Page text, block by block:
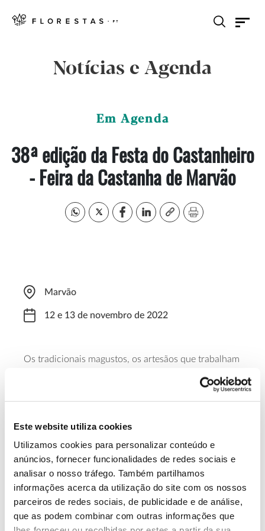
Este website utiliza cookies
Utilizamos cookies para personalizar conteúdo e
anúncios, fornecer funcionalidades de redes sociais e
analisar o nosso tráfego. Também partilhamos
informações acerca da utilização do site com os nossos
parceiros de redes sociais, de publicidade e de análise,
que as podem combinar com outras informações que
Notícias e Agenda
Em Agenda
38ª edição da Festa do Castanheiro
- Feira da Castanha de Marvão
Marvão
12 e 13 de novembro de 2022
Os tradicionais magustos, os artesãos que trabalham
cestaria em madeira de castanheiro são alguns dos
apelos da Feira da Castanha de Marvão.
Saiba mais
13.07.2026
Genoma do priolo e de outras espécies em risco:
conhecer para conservar